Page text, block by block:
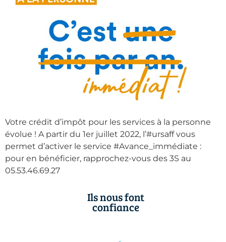
Votre crédit d’impôt pour les services à la personne
évolue ! A partir du 1er juillet 2022, l’#ursaff vous
permet d’activer le service #Avance_immédiate :
pour en bénéficier, rapprochez-vous des 3S au
05.53.46.69.27
Ils nous font
confiance